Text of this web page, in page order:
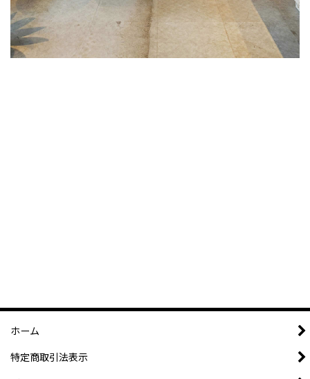
ホーム
特定商取引法表示